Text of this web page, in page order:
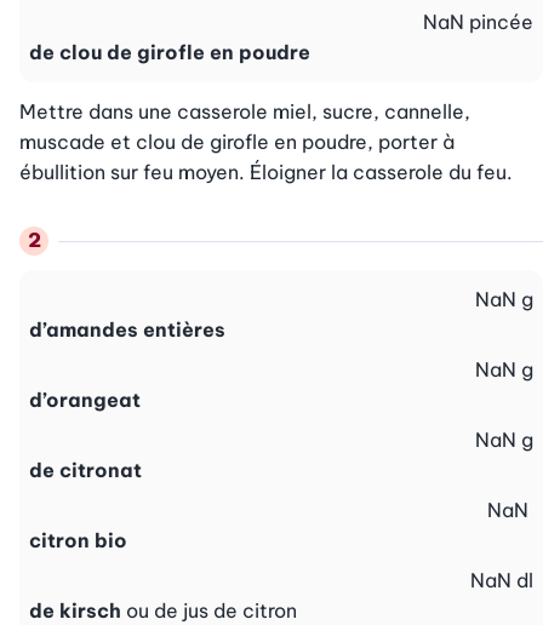
de clou de girofle en poudre
NaN pincée
Mettre dans une casserole miel, sucre, cannelle,
muscade et clou de girofle en poudre, porter à
ébullition sur feu moyen. Éloigner la casserole du feu.
d’amandes entières
NaN g
d’orangeat
NaN g
de citronat
NaN g
citron bio
NaN
de kirsch ou de jus de citron
NaN dl